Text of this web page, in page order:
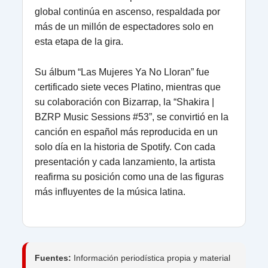
global continúa en ascenso, respaldada por
más de un millón de espectadores solo en
esta etapa de la gira.
Su álbum “Las Mujeres Ya No Lloran” fue
certificado siete veces Platino, mientras que
su colaboración con Bizarrap, la “Shakira |
BZRP Music Sessions #53”, se convirtió en la
canción en español más reproducida en un
solo día en la historia de Spotify. Con cada
presentación y cada lanzamiento, la artista
reafirma su posición como una de las figuras
más influyentes de la música latina.
Fuentes: Información periodística propia y material